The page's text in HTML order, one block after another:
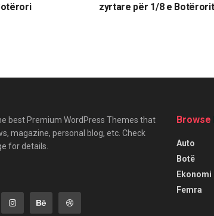
zyrtare për 1/8 e Botërorit
best Premium WordPress Themes that
magazine, personal blog, etc. Check
for details.
Browse
Auto
Botë
Ekonomi
Femra